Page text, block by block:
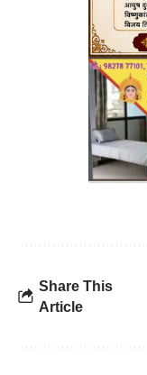
Share This
Article